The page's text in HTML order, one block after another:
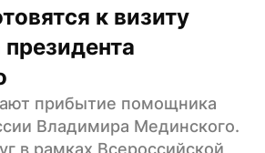
к визиту
прибытие помощника
Владимира Мединского.
в рамках Всероссийской